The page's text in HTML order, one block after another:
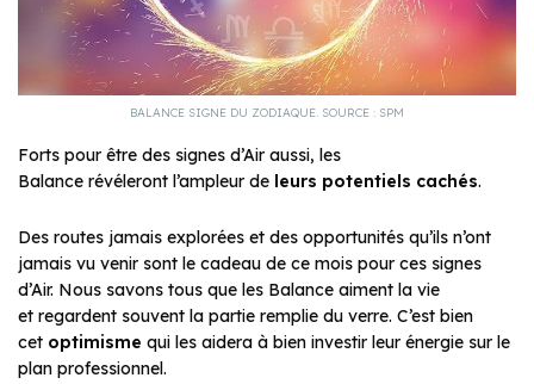
BALANCE SIGNE DU ZODIAQUE. SOURCE : SPM
Forts pour être des signes d’Air aussi, les
Balance révéleront l’ampleur de leurs potentiels cachés.
Des routes jamais explorées et des opportunités qu’ils n’ont
jamais vu venir sont le cadeau de ce mois pour ces signes
d’Air. Nous savons tous que les Balance aiment la vie
et regardent souvent la partie remplie du verre. C’est bien
cet optimisme qui les aidera à bien investir leur énergie sur le
plan professionnel.